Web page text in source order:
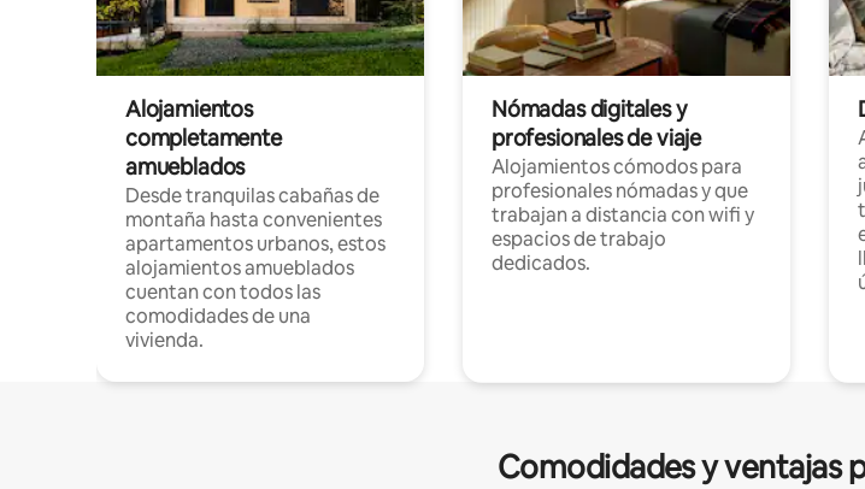
Alojamientos
completamente
amueblados
Desde tranquilas cabañas de
montaña hasta convenientes
apartamentos urbanos, estos
alojamientos amueblados
cuentan con todos las
comodidades de una
vivienda.
Nómadas digitales y
profesionales de viaje
Alojamientos cómodos para
profesionales nómadas y que
trabajan a distancia con wifi y
espacios de trabajo
dedicados.
Comodidades y ventajas